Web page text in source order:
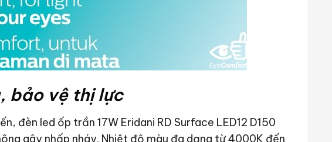
bảo vệ thị lực
đèn led ốp trần 17W Eridani RD Surface LED12 D150
gây nhấp nháy. Nhiệt độ màu đa dạng từ 4000K đến